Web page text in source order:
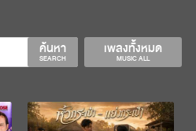
เพลงทั้งหมด
MUSIC ALL
ค้นหา
SEARCH